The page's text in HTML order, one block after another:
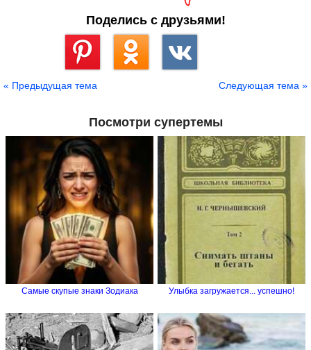
Поделись с друзьями!
« Предыдущая тема Следующая тема »
Посмотри супертемы
Самые скупые знаки Зодиака Улыбка загружается... успешно!